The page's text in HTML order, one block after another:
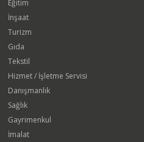
Eğitim
İnşaat
Turizm
Gıda
Tekstil
Hizmet / İşletme Servisi
Danışmanlık
Sağlık
Gayrimenkul
İmalat